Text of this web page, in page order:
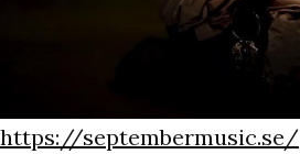
https://septembermusic.se/